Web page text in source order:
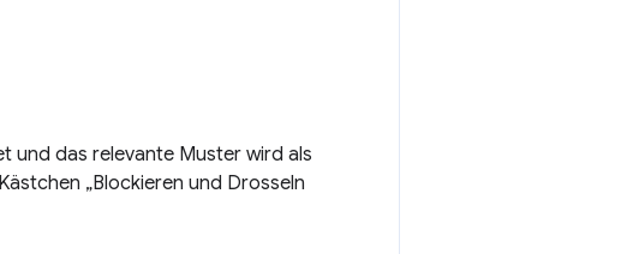
und das relevante Muster wird als
„Blockieren und Drosseln